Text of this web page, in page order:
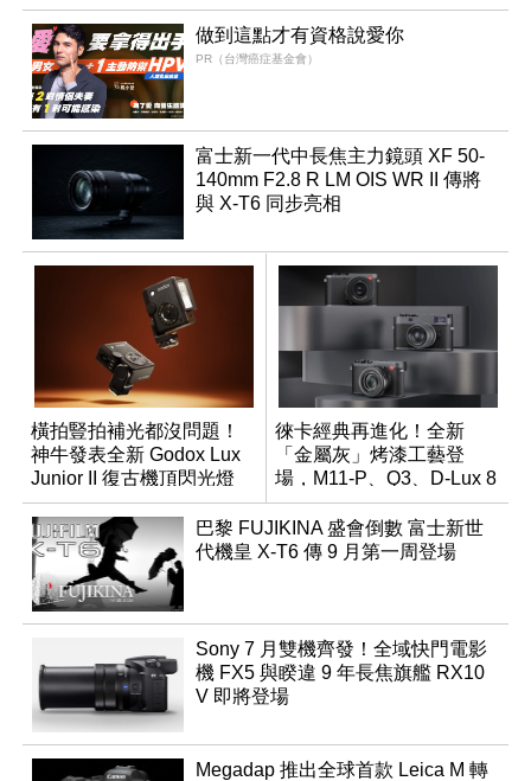
做到這點才有資格說愛你
PR（台灣癌症基金會）
富士新一代中長焦主力鏡頭 XF 50-
140mm F2.8 R LM OIS WR II 傳將
與 X-T6 同步亮相
橫拍豎拍補光都沒問題！
神牛發表全新 Godox Lux
Junior II 復古機頂閃光燈
徠卡經典再進化！全新
「金屬灰」烤漆工藝登
場，M11-P、Q3、D-Lux 8
領銜換裝
巴黎 FUJIKINA 盛會倒數 富士新世
代機皇 X-T6 傳 9 月第一周登場
Sony 7 月雙機齊發！全域快門電影
機 FX5 與睽違 9 年長焦旗艦 RX10
V 即將登場
Megadap 推出全球首款 Leica M 轉